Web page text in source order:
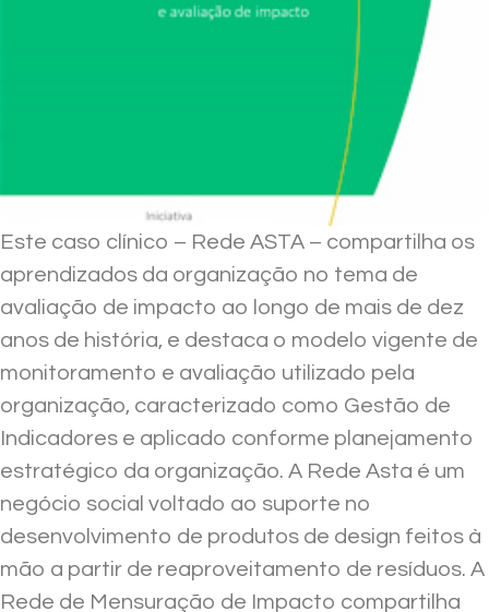
Este caso clínico – Rede ASTA – compartilha os
aprendizados da organização no tema de
avaliação de impacto ao longo de mais de dez
anos de história, e destaca o modelo vigente de
monitoramento e avaliação utilizado pela
organização, caracterizado como Gestão de
Indicadores e aplicado conforme planejamento
estratégico da organização. A Rede Asta é um
negócio social voltado ao suporte no
desenvolvimento de produtos de design feitos à
mão a partir de reaproveitamento de resíduos. A
Rede de Mensuração de Impacto compartilha